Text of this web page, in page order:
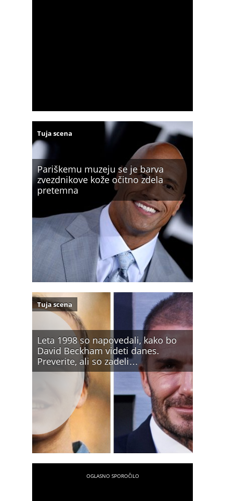
Pariškemu muzeju se je barva
zvezdnikove kože očitno zdela
pretemna
Tuja scena
Leta 1998 so napovedali, kako bo
David Beckham videti danes.
Preverite, ali so zadeli…
Tuja scena